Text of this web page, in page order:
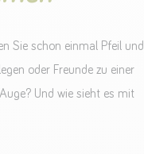
Sie schon einmal Pfeil und
oder Freunde zu einer
Und wie sieht es mit